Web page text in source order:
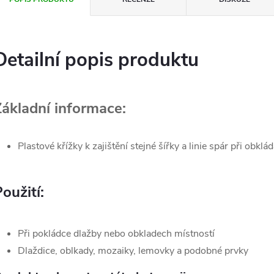
popis produktu
informace:
Plastové křížky k zajištění stejné šířky a linie spár při
Při pokládce dlažby nebo obkladech místností
Dlaždice, oblkady, mozaiky, lemovky a podobné prvky